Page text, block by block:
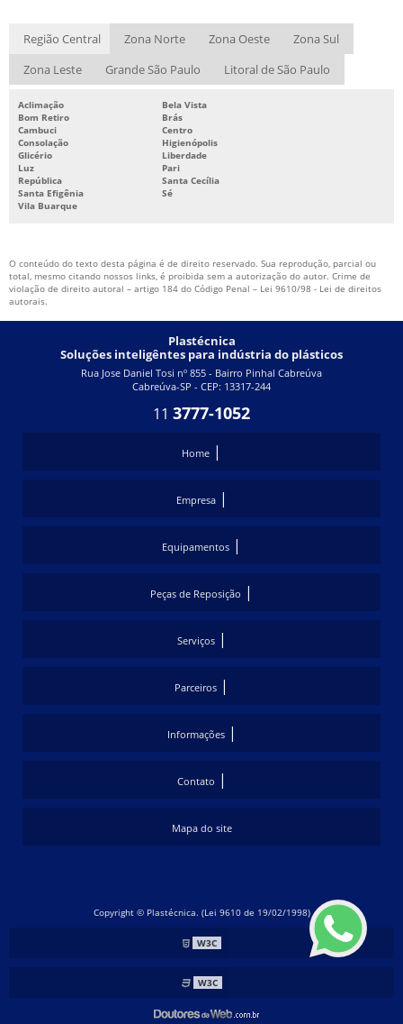
SISTEMA DE ÁGUA GELADA
SISTEMA DE ÁGUA GELADA CHILLER
SISTEMA DE REFRIGERAÇÃO CHILLER
SISTEMA DE REFRIGERAÇÃO INDUSTRIAL
SISTEMA DE REFRIGERAÇÃO INDUSTRIAL CHILLER
SISTEMA DE RESFRIAMENTO DE ÁGUA
TERMORREGULADORES
TERMORREGULADORES DE ÁGUA
TERMORREGULADORES DE TEMPERATURA
UNIDADE DE ÁGUA GELADA
UNIDADE DE ÁGUA GELADA CHILLER
UNIDADE DE ÁGUA GELADA PARA INJETORAS
Região Central Zona Norte Zona Oeste
Zona Sul
Zona Leste
Grande São Paulo Litoral de São Paulo
Aclimação
Bela Vista
Bom Retiro
Brás
Cambuci
Centro
Consolação
Higienópolis
Glicério
Liberdade
Luz
Pari
República
Santa Cecília
Santa Efigênia
Sé
Vila Buarque
O conteúdo do texto desta página é de direito reservado. Sua reprodução, parcial ou
total, mesmo citando nossos links, é proibida sem a autorização do autor. Crime de
violação de direito autoral – artigo 184 do Código Penal – Lei 9610/98 - Lei de direitos
autorais.
Plastécnica
Soluções inteligêntes para indústria do plásticos
Rua Jose Daniel Tosi nº 855 - Bairro Pinhal Cabreúva
Cabreúva-SP - CEP: 13317-244
11 3777-1052
Home |
Empresa|
Equipamentos |
Peças de Reposição |
Serviços|
Parceiros |
Informações|
Contato |
Mapa do site
Copyright © Plastécnica. (Lei 9610 de 19/02/1998)
W3C
W3C